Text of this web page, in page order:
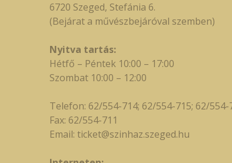
6720 Szeged, Stefánia 6.
(Bejárat a művészbejáróval szemben)
Nyitva tartás:
Hétfő – Péntek 10:00 – 17:00
Szombat 10:00 – 12:00
Telefon: 62/554-714; 62/554-715; 62/554-
Fax: 62/554-711
Email: ticket@szinhaz.szeged.hu